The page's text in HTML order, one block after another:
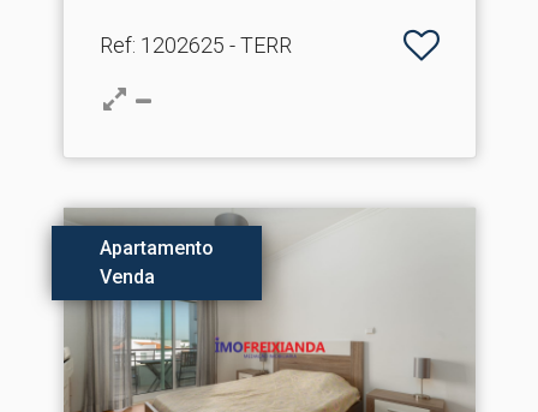
Ref: 1202625 - TERR
Apartamento
Venda